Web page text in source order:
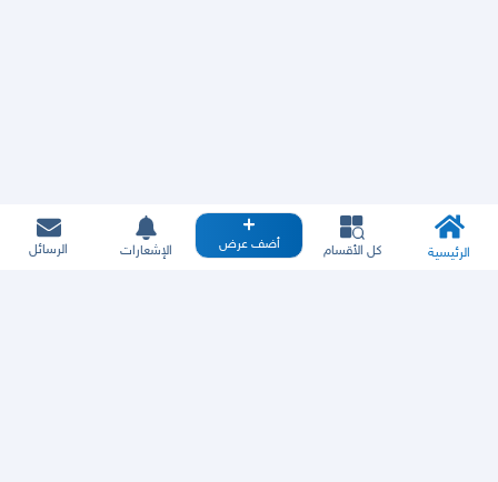
الرئيسية كل الأقسام أضف عرض الإشعارات الرسائل